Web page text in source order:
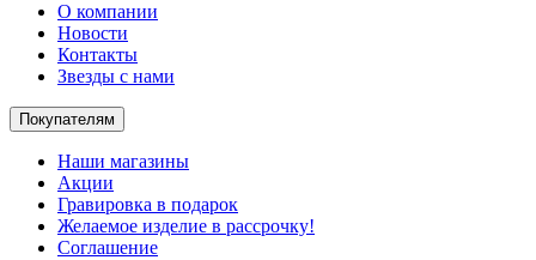
О компании
Новости
Контакты
Звезды с нами
Покупателям
Наши магазины
Акции
Гравировка в подарок
Желаемое изделие в рассрочку!
Соглашение